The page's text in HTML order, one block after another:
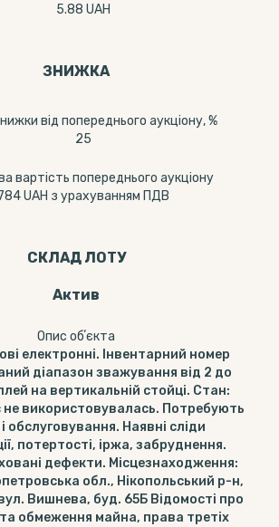
5.88 UAH
ЗНИЖКА
від попереднього аукціону, %
25
вартість попереднього аукціону
UAH з урахуванням ПДВ
СКЛАД ЛОТУ
Актив
Опис обʼєкта
електронні. Інвентарний номер
діапазон зважування від 2 до
на вертикальній стойці. Cтан:
використовувалась. Потребують
обслуговування. Наявні сліди
потертості, іржа, забруднення.
дефекти. Місцезнаходження:
обл., Нікопольський р-н,
Вишнева, буд. 65Б Відомості про
обмеження майна, права третіх